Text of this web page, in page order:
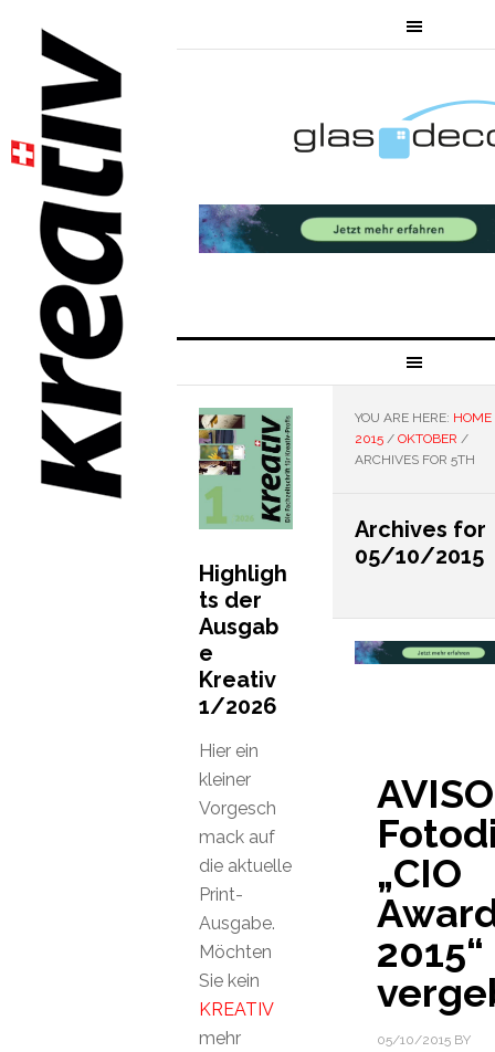
YOU ARE HERE: HOME
2015 / OKTOBER /
ARCHIVES FOR 5TH
Archives for
05/10/2015
AVISO
„CIO
2015“
05/10/2015BY
Highligh
ts der
Ausgab
e
Kreativ
1/2026
Hier ein
kleiner
Vorgesch
mack auf
die aktuelle
Print-
Ausgabe.
Möchten
Sie kein
KREATIV
mehr